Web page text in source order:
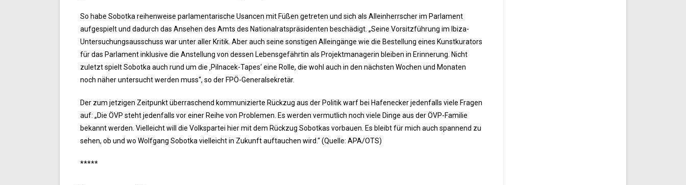
So habe Sobotka reihenweise parlamentarische Usancen mit Füßen getreten und sich als Alleinherrscher im Parlament
aufgespielt und dadurch das Ansehen des Amts des Nationalratspräsidenten beschädigt. „Seine Vorsitzführung im Ibiza-
Untersuchungsausschuss war unter aller Kritik. Aber auch seine sonstigen Alleingänge wie die Bestellung eines Kunstkurators
für das Parlament inklusive die Anstellung von dessen Lebensgefährtin als Projektmanagerin bleiben in Erinnerung. Nicht
zuletzt spielt Sobotka auch rund um die ‚Pilnacek-Tapes‘ eine Rolle, die wohl auch in den nächsten Wochen und Monaten
noch näher untersucht werden muss“, so der FPÖ-Generalsekretär.
Der zum jetzigen Zeitpunkt überraschend kommunizierte Rückzug aus der Politik warf bei Hafenecker jedenfalls viele Fragen
auf: „Die ÖVP steht jedenfalls vor einer Reihe von Problemen. Es werden vermutlich noch viele Dinge aus der ÖVP-Familie
bekannt werden. Vielleicht will die Volkspartei hier mit dem Rückzug Sobotkas vorbauen. Es bleibt für mich auch spannend zu
sehen, ob und wo Wolfgang Sobotka vielleicht in Zukunft auftauchen wird.“ (Quelle: APA/OTS)
*****